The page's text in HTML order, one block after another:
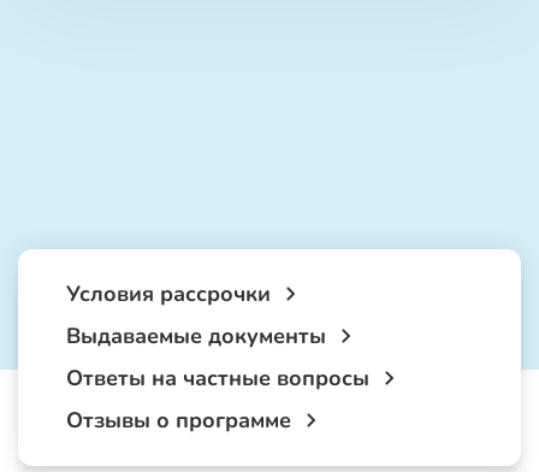
Условия рассрочки
Выдаваемые документы
Ответы на частные вопросы
Отзывы о программе